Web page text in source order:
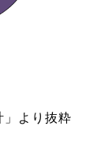
より抜粋